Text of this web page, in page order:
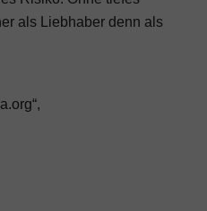
als Liebhaber denn als